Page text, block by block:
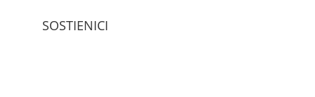
SOSTIENICI